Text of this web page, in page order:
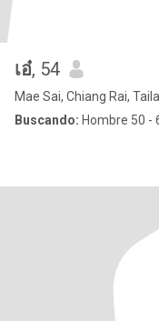
เอ๋, 54
Mae Sai, Chiang Rai,
Buscando: Hombre 50 -